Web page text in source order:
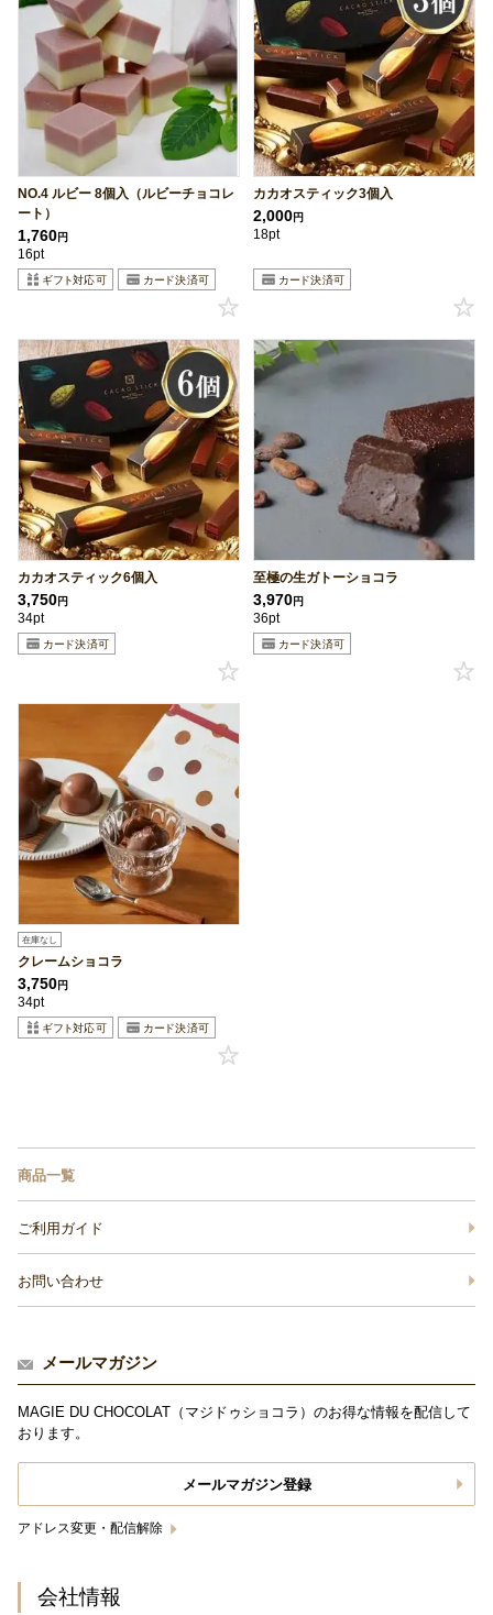
NO.4 ルビー 8個入（ルビーチョコレ
ート）
1,760円
16pt
カカオスティック3個入
2,000円
18pt
カカオスティック6個入
3,750円
34pt
至極の生ガトーショコラ
3,970円
36pt
在庫なし
クレームショコラ
3,750円
34pt
商品一覧
ご利用ガイド
お問い合わせ
メールマガジン
MAGIE DU CHOCOLAT（マジドゥショコラ）のお得な情報を配信して
おります。
メールマガジン登録
アドレス変更・配信解除
会社情報